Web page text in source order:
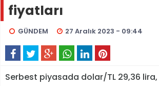
fiyatları
GÜNDEM 27 Aralık 2023 - 09:44
Serbest piyasada dolar/TL 29,36 lira,